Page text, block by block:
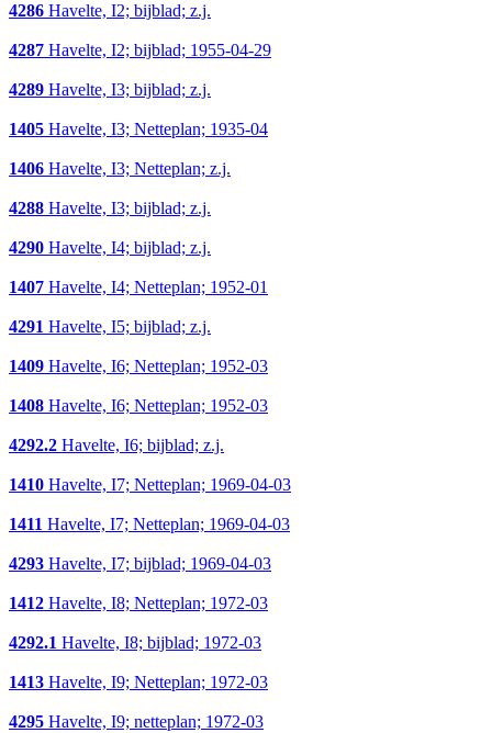
4286 Havelte, I2; bijblad; z.j.
4287 Havelte, I2; bijblad; 1955-04-29
4289 Havelte, I3; bijblad; z.j.
1405 Havelte, I3; Netteplan; 1935-04
1406 Havelte, I3; Netteplan; z.j.
4288 Havelte, I3; bijblad; z.j.
4290 Havelte, I4; bijblad; z.j.
1407 Havelte, I4; Netteplan; 1952-01
4291 Havelte, I5; bijblad; z.j.
1409 Havelte, I6; Netteplan; 1952-03
1408 Havelte, I6; Netteplan; 1952-03
4292.2 Havelte, I6; bijblad; z.j.
1410 Havelte, I7; Netteplan; 1969-04-03
1411 Havelte, I7; Netteplan; 1969-04-03
4293 Havelte, I7; bijblad; 1969-04-03
1412 Havelte, I8; Netteplan; 1972-03
4292.1 Havelte, I8; bijblad; 1972-03
1413 Havelte, I9; Netteplan; 1972-03
4295 Havelte, I9; netteplan; 1972-03